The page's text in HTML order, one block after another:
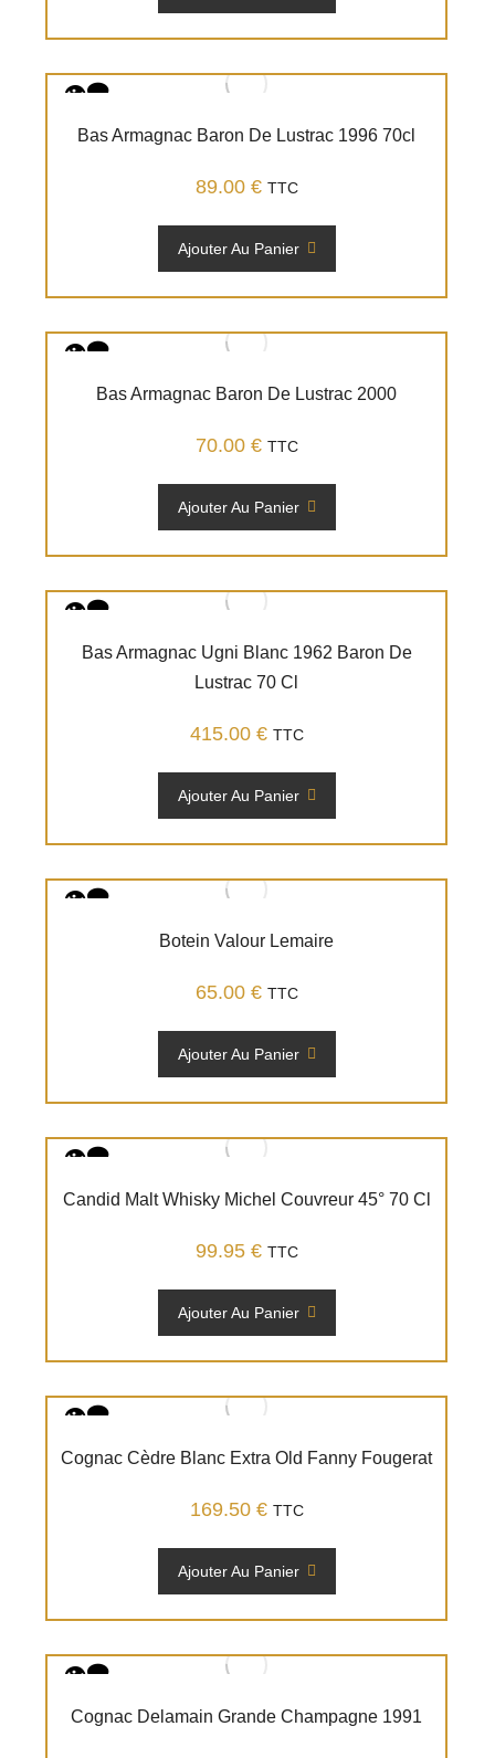
Bas Armagnac Baron De Lustrac 1996 70cl
89.00 € TTC
Ajouter Au Panier
Bas Armagnac Baron De Lustrac 2000
70.00 € TTC
Ajouter Au Panier
Bas Armagnac Ugni Blanc 1962 Baron De
Lustrac 70 Cl
415.00 € TTC
Ajouter Au Panier
Botein Valour Lemaire
65.00 € TTC
Ajouter Au Panier
Candid Malt Whisky Michel Couvreur 45° 70 Cl
99.95 € TTC
Ajouter Au Panier
Cognac Cèdre Blanc Extra Old Fanny Fougerat
169.50 € TTC
Ajouter Au Panier
Cognac Delamain Grande Champagne 1991